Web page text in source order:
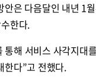
은 다음달인 내년 1
한다.
해 서비스 사각지대
한다”고 전했다.